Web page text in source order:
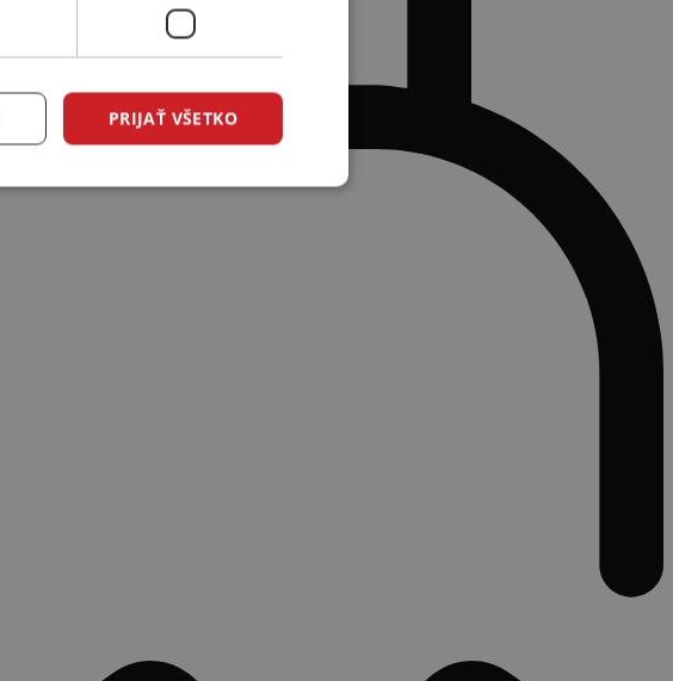
PRIJAŤ VŠETKO